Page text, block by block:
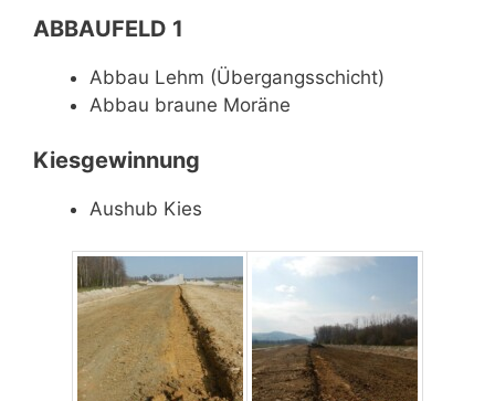
ABBAUFELD 1
Abbau Lehm (Übergangsschicht)
Abbau braune Moräne
Kiesgewinnung
Aushub Kies